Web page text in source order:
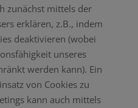
zunächst mittels der
erklären, z.B., indem
deaktivieren (wobei
unseres
werden kann). Ein
von Cookies zu
kann auch mittels